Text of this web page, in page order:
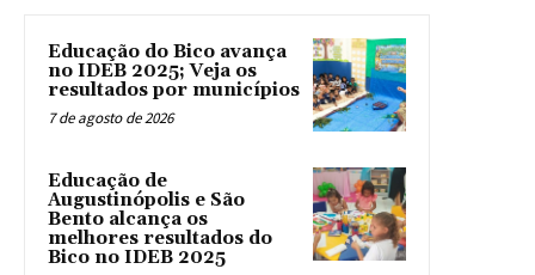
Educação do Bico avança
no IDEB 2025; Veja os
resultados por municípios
7 de agosto de 2026
Educação de
Augustinópolis e São
Bento alcança os
melhores resultados do
Bico no IDEB 2025